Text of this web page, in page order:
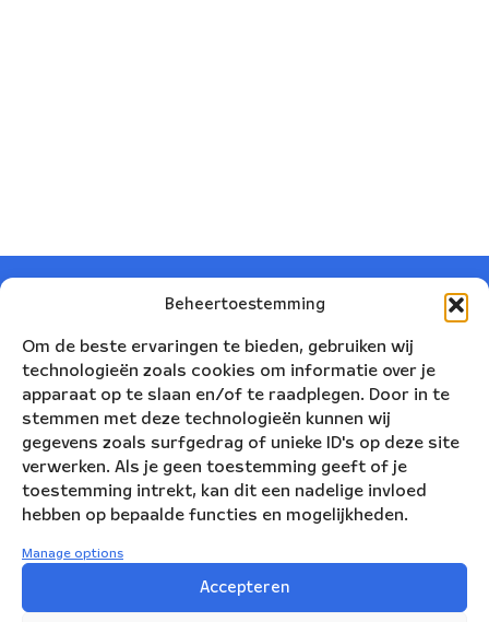
Beheertoestemming
Om de beste ervaringen te bieden, gebruiken wij
technologieën zoals cookies om informatie over je
apparaat op te slaan en/of te raadplegen. Door in te
stemmen met deze technologieën kunnen wij
gegevens zoals surfgedrag of unieke ID's op deze site
verwerken. Als je geen toestemming geeft of je
toestemming intrekt, kan dit een nadelige invloed
hebben op bepaalde functies en mogelijkheden.
Manage options
Accepteren
Nederlandse Blazers Ensemble
Korte Leidsedwarsstraat 12